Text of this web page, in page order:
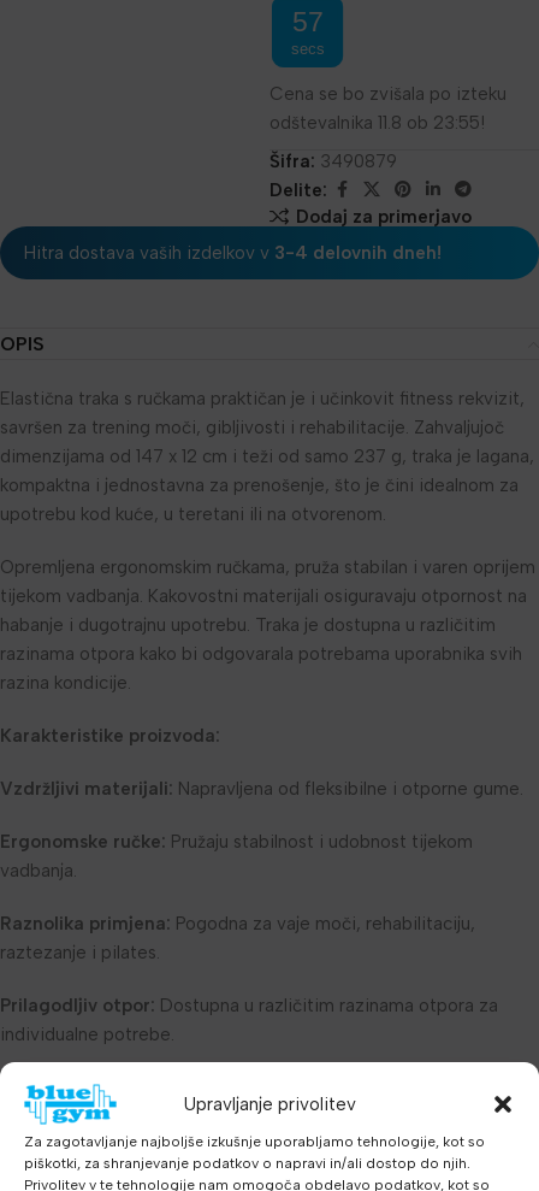
Upravljanje privolitev
Za zagotavljanje najboljše izkušnje uporabljamo tehnologije, kot so
piškotki, za shranjevanje podatkov o napravi in/ali dostop do njih.
Privolitev v te tehnologije nam omogoča obdelavo podatkov, kot so
57
secs
Cena se bo zvišala po izteku
odštevalnika 11.8 ob 23:55!
Šifra: 3490879
Delite:
Dodaj za primerjavo
Hitra dostava vaših izdelkov v 3-4 delovnih dneh!
OPIS
Elastična traka s ručkama praktičan je i učinkovit fitness rekvizit,
savršen za trening moči, gibljivosti i rehabilitacije. Zahvaljujoč
dimenzijama od 147 x 12 cm i teži od samo 237 g, traka je lagana,
kompaktna i jednostavna za prenošenje, što je čini idealnom za
upotrebu kod kuće, u teretani ili na otvorenom.
Opremljena ergonomskim ručkama, pruža stabilan i varen oprijem
tijekom vadbanja. Kakovostni materijali osiguravaju otpornost na
habanje i dugotrajnu upotrebu. Traka je dostupna u različitim
razinama otpora kako bi odgovarala potrebama uporabnika svih
razina kondicije.
Karakteristike proizvoda:
Vzdržljivi materijali: Napravljena od fleksibilne i otporne gume.
Ergonomske ručke: Pružaju stabilnost i udobnost tijekom
vadbanja.
Raznolika primjena: Pogodna za vaje moči, rehabilitaciju,
raztezanje i pilates.
Prilagodljiv otpor: Dostupna u različitim razinama otpora za
individualne potrebe.
Dimenzije:147 x 12 cm, lagana i praktična (teža: 237 g).
Prednosti elastične trake s ručkama: